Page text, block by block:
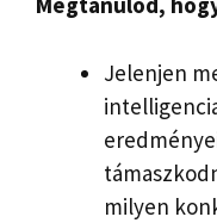
Jelenjen
milyen